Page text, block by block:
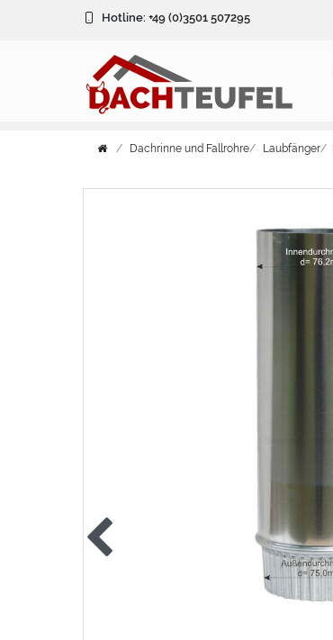
Hotline: +49 (0)3501 507295
Dachrinne und Fallrohre Laubfänger